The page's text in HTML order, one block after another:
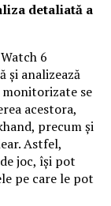
detaliată a
6
și analizează
se
acestora,
precum și
Astfel,
joc, își pot
pe care le pot